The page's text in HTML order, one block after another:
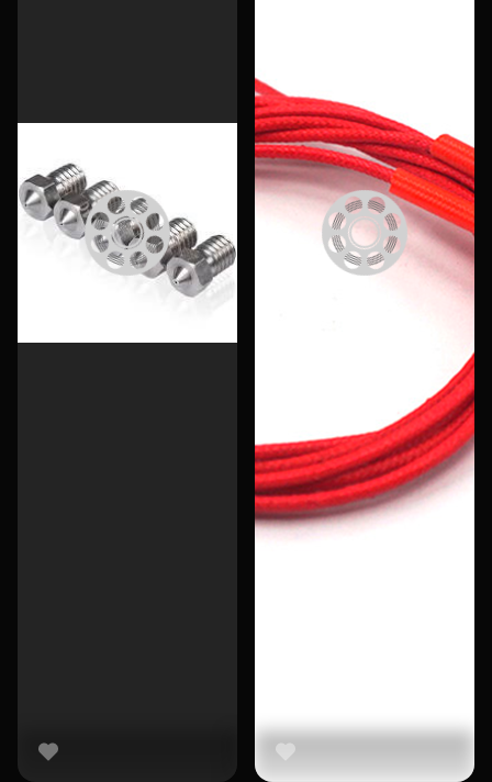
Еще
Город